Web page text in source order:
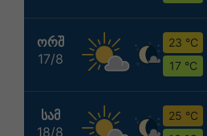
ᲝᲠᲨ
17/8
23 °C
17 °C
ᲡᲐᲛ
18/8
25 °C